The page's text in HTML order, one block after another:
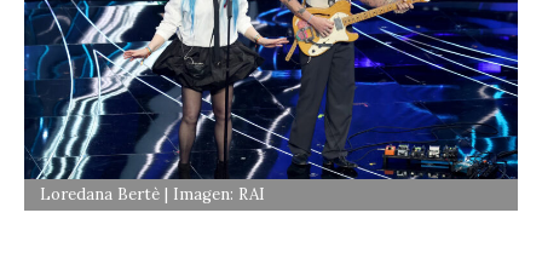
Loredana Bertè | Imagen: RAI